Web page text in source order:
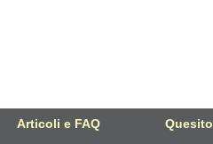
Articoli e FAQ Quesito